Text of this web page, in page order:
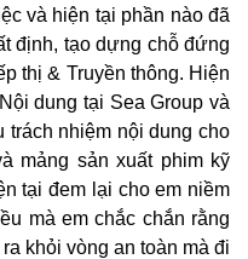
và hiện tại phần nào đã
định, tạo dựng chỗ đứng
thị & Truyền thông. Hiện
dung tại Sea Group và
trách nhiệm nội dung cho
mảng sản xuất phim kỹ
tại đem lại cho em niềm
mà em chắc chắn rằng
khỏi vòng an toàn mà đi